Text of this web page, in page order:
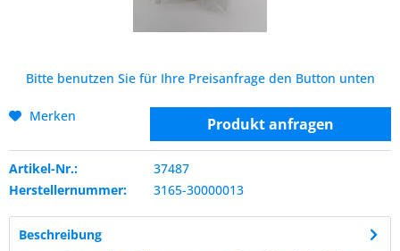
Bitte benutzen Sie für Ihre Preisanfrage den Button unten
Produkt anfragen
Merken
Artikel-Nr.:
37487
Herstellernummer:
3165-30000013
Beschreibung